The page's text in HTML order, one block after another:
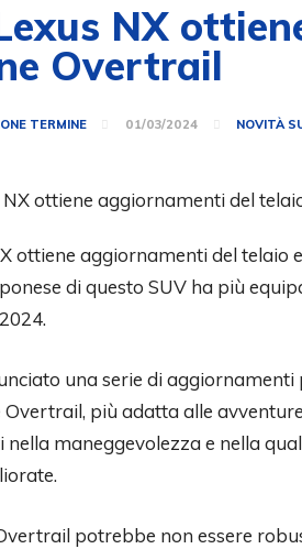
NX
Overtrail
TERMINE 01/03/2024 NOVITÀ
ottiene aggiornamenti del telaio
di questo SUV ha più
una serie di
Overtrail, più adatta alle
maneggevolezza e nella
potrebbe non essere